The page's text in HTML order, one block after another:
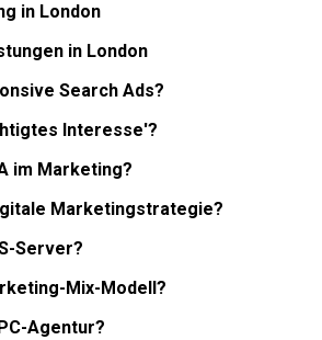
in London
in London
Search Ads?
Interesse'?
im Marketing?
Marketingstrategie?
Server?
Mix-Modell?
Agentur?